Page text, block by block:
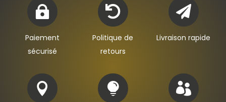

Paiement
sécurisé

Politique de
retours

Livraison rapide
  